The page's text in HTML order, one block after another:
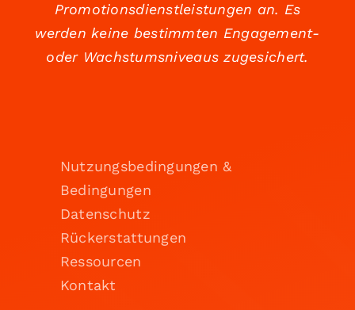
Promotionsdienstleistungen an. Es
werden keine bestimmten Engagement-
oder Wachstumsniveaus zugesichert.
Nutzungsbedingungen &
Bedingungen
Datenschutz
Rückerstattungen
Ressourcen
Kontakt